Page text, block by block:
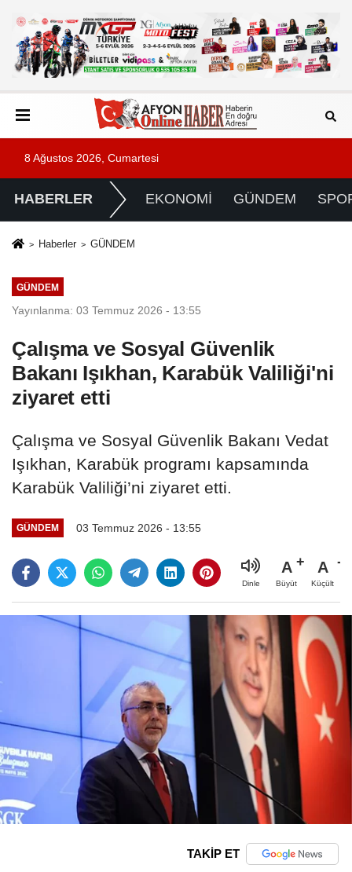
8 Ağustos 2026, Cumartesi
HABERLER EKONOMİ GÜNDEM
Haberler GÜNDEM
GÜNDEM
Yayınlanma: 03 Temmuz 2026 - 13:55
Çalışma ve Sosyal Güvenlik
Bakanı Işıkhan, Karabük Valiliği'ni
ziyaret etti
Çalışma ve Sosyal Güvenlik Bakanı Vedat
Işıkhan, Karabük programı kapsamında
Karabük Valiliği’ni ziyaret etti.
GÜNDEM 03 Temmuz 2026 - 13:55
Dinle
A
Büyüt
A
Küçült
TAKİP ET